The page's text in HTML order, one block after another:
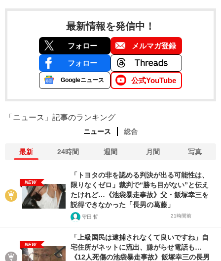
最新情報を発信中！
フォロー メルマガ登録
フォロー
Googleニュース 公式YouTube
「ニュース」記事のランキング
ニュース 総合
最新 24時間 週間 月間 写真
NEW
「トヨタの非を認める判決が出る可能性は、
限りなくゼロ」裁判で“勝ち目がない”と伝え
たけれど…《池袋暴走事故》父・飯塚幸三を
説得できなかった「長男の葛藤」
守田 哲 21時間前
NEW
「上級国民は逮捕されなくて良いですね」自
宅住所がネットに流出、嫌がらせ電話も…
《12人死傷の池袋暴走事故》飯塚幸三の長男